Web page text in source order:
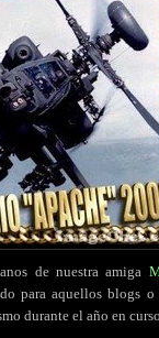
de nuestra amiga
para aquellos blogs
durante el año en